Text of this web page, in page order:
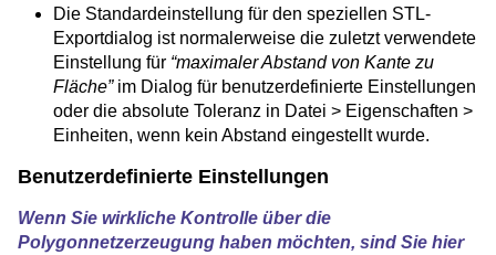
Die Standardeinstellung für den speziellen STL-
Exportdialog ist normalerweise die zuletzt verwendete
Einstellung für “maximaler Abstand von Kante zu
Fläche”im Dialog für benutzerdefinierte Einstellungen
oder die absolute Toleranz in Datei > Eigenschaften >
Einheiten, wenn kein Abstand eingestellt wurde.
Benutzerdefinierte Einstellungen
Wenn Sie wirkliche Kontrolle über die
Polygonnetzerzeugung haben möchten, sind Sie hier